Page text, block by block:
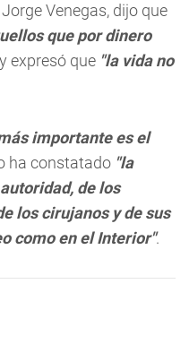
Venegas, dijo que
que por dinero
expresó que "la vida no
importante es el
ha constatado "la
de los
los cirujanos y de sus
como en el Interior".